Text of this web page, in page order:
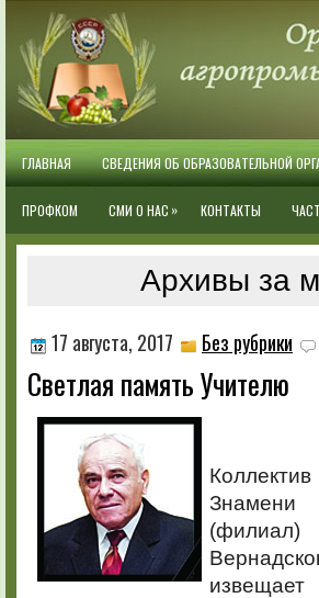
ГЛАВНАЯ СВЕДЕНИЯ ОБ ОБРАЗОВАТЕЛЬНОЙ
ПРОФКОМ СМИ О НАС » КОНТАКТЫ
Архивы за
17 августа, 2017 Без рубрики
Светлая память Учителю
Знамени